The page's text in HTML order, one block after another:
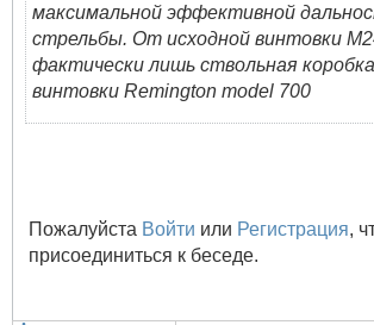
максимальной эффективной
стрельбы. От исходной винтовки
фактически лишь ствольная
винтовки Remington model 700
Пожалуйста Войти или Регистрация,
присоединиться к беседе.